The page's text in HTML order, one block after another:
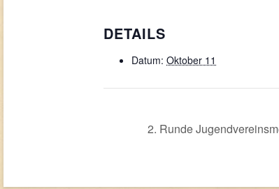
DETAILS
Datum: Oktober 11
2. Runde